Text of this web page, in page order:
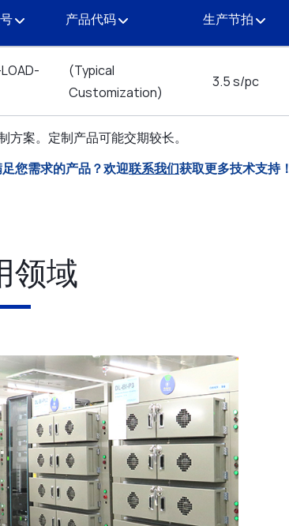
产品代码 生产节拍
(Typical
Customization)
3.5 s/pc
方案。定制产品可能交期较长。
您需求的产品？欢迎联系我们获取更多技术支持！
领域